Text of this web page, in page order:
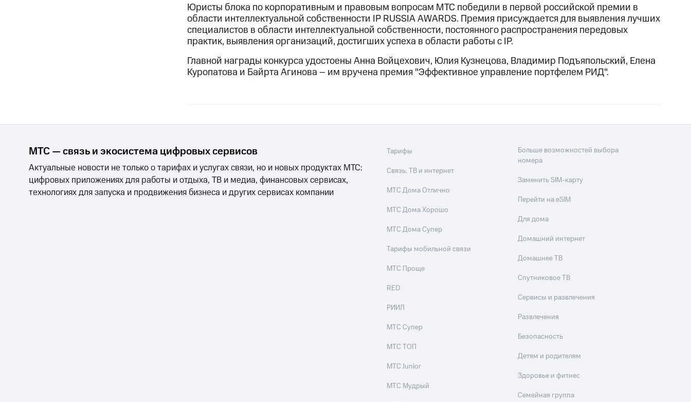
Юристы блока по корпоративным и правовым вопросам МТС победили в первой российской премии в
области интеллектуальной собственности IP RUSSIA AWARDS. Премия присуждается для выявления лучших
специалистов в области интеллектуальной собственности, постоянного распространения передовых
практик, выявления организаций, достигших успеха в области работы с IP.
Главной награды конкурса удостоены Анна Войцехович, Юлия Кузнецова, Владимир Подъяпольский, Елена
Куропатова и Байрта Агинова – им вручена премия "Эффективное управление портфелем РИД".
МТС — связь и экосистема цифровых сервисов
Актуальные новости не только о тарифах и услугах связи, но и новых продуктах МТС:
цифровых приложениях для работы и отдыха, ТВ и медиа, финансовых сервисах,
технологиях для запуска и продвижения бизнеса и других сервисах компании
Тарифы
Связь, ТВ и интернет
МТС Дома Отлично
МТС Дома Хорошо
МТС Дома Супер
Тарифы мобильной связи
МТС Проще
RED
РИИЛ
МТС Супер
МТС ТОП
МТС Junior
МТС Мудрый
Больше возможностей выбора
номера
Заменить SIM-карту
Перейти на eSIM
Для дома
Домашний интернет
Домашнее ТВ
Спутниковое ТВ
Сервисы и развлечения
Развлечения
Безопасность
Детям и родителям
Здоровье и фитнес
Семейная группа